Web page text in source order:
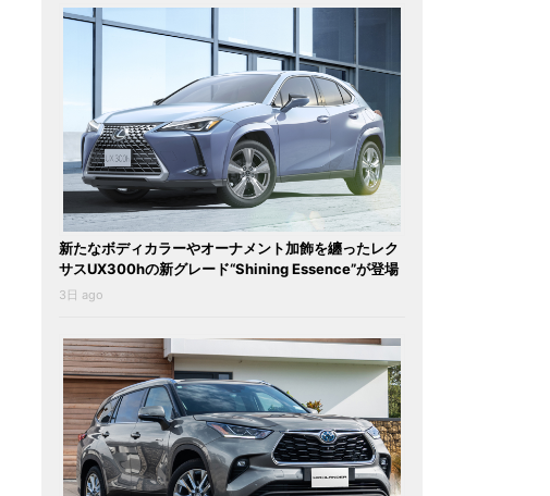
新たなボディカラーやオーナメント加飾を纏ったレク
サスUX300hの新グレード“Shining Essence”が登場
3日 ago